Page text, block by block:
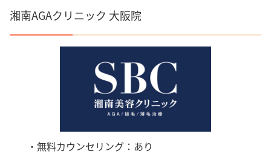
湘南AGAクリニック 大阪院
・無料カウンセリング：あり